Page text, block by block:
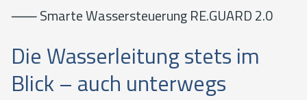
⸺ Smarte Wassersteuerung RE.GUARD 2.0
Die Wasserleitung stets im
Blick – auch unterwegs